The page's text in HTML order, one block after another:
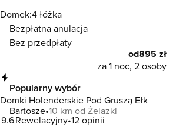
Domek:4 łóżka
Bezpłatna anulacja
Bez przedpłaty
od895 zł
za 1 noc, 2 osoby
Popularny wybór
Domki Holenderskie Pod Gruszą Ełk
Bartosze 10 km od Żelazki
9.6Rewelacyjny 12 opinii